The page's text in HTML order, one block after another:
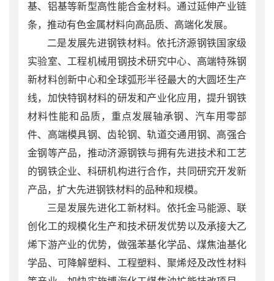
基、铝基等新型高性能合金材料。通过延伸产业链
条，推动有色金属材料向高品质、高端化发展。
二是发展先进钢铁材料。依托济源钢铁国家级
实验室、工程机械用钢技术研究中心、高端特殊钢
新材料创新中心和全球弧形半径最大的大圆坯生产
线，加快特钢材料的研发和产业化应用，提升钢铁
材料性能和品质，重点发展轴承钢、汽车用零部
件、高端模具钢、齿轮钢、轨道交通用钢、高强合
金钢等产品，推动济源钢铁与拥有先进技术和工艺
的钢铁企业、科研机构进行合作，共同研究开发新
产品，扩大先进钢铁材料的品种和规模。
三是发展先进化工新材料。依托金马能源、联
创化工的规模化生产和技术研发优势以及承接大乙
烯下游产业的优势，做强苯基化学品、煤焦油基化
学品、可降解塑料、工程塑料、聚烯烃及改性材料